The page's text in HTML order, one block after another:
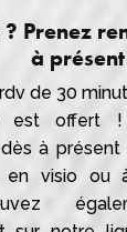
Prenez
à
de 30
est offert
à présent
en visio